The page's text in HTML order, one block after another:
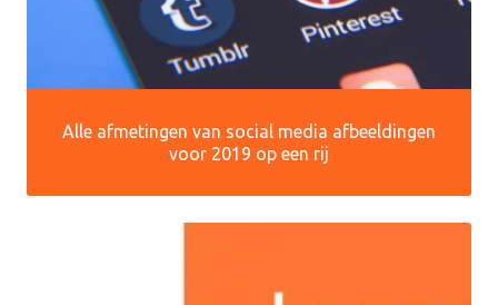
Alle afmetingen van social media afbeeldingen
voor 2019 op een rij